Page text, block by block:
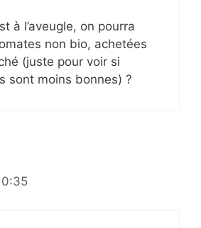
à l’aveugle, on pourra
non bio, achetées
(juste pour voir si
sont moins bonnes) ?